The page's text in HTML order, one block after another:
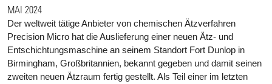
MAI 2024
Der weltweit tätige Anbieter von chemischen Ätzverfahren
Precision Micro hat die Auslieferung einer neuen Ätz- und
Entschichtungsmaschine an seinem Standort Fort Dunlop in
Birmingham, Großbritannien, bekannt gegeben und damit seinen
zweiten neuen Ätzraum fertig gestellt. Als Teil einer im letzten